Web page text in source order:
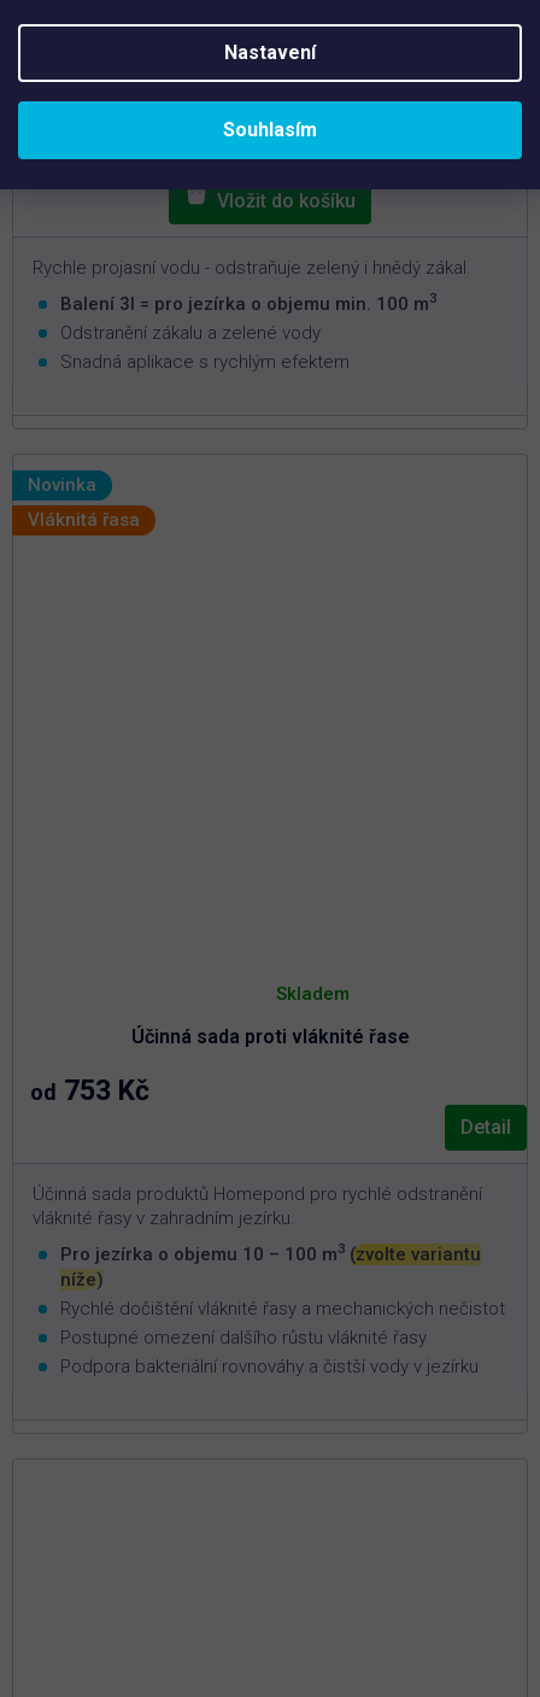
Nastavení
Souhlasím
Brilliant Pond 3 l – Přípravek proti zakalené vodě
Průměrné
hodnocení
produktu
je
5
Skladem
Rychle projasní vodu - odstraňuje zelený i hnědý zákal.
Balení 3l = pro jezírka o objemu min. 100 m3
Odstranění zákalu a zelené vody
Snadná aplikace s rychlým efektem
Novinka
Vláknitá řasa
Účinná sada proti vláknité řase
hodnocení
je
5,0
Skladem
od 753 Kč
Detail
Účinná sada produktů Homepond pro rychlé odstranění
vláknité řasy v zahradním jezírku.
Pro jezírka o objemu 10 – 100 m3 (zvolte variantu
níže)
Rychlé dočištění vláknité řasy a mechanických nečistot
Postupné omezení dalšího růstu vláknité řasy
Podpora bakteriální rovnováhy a čistší vody v jezírku